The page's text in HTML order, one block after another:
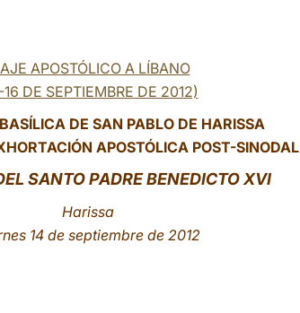
APOSTÓLICO A LÍBANO
16 DE SEPTIEMBRE DE 2012)
DE SAN PABLO DE HARISSA
APOSTÓLICA POST-SINODAL
SANTO PADRE BENEDICTO XVI
Harissa
14 de septiembre de 2012